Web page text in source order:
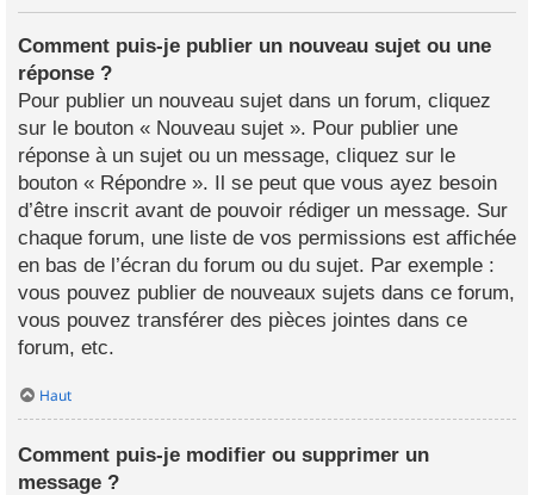
Comment puis-je publier un nouveau sujet ou une
réponse ?
Pour publier un nouveau sujet dans un forum, cliquez
sur le bouton « Nouveau sujet ». Pour publier une
réponse à un sujet ou un message, cliquez sur le
bouton « Répondre ». Il se peut que vous ayez besoin
d’être inscrit avant de pouvoir rédiger un message. Sur
chaque forum, une liste de vos permissions est affichée
en bas de l’écran du forum ou du sujet. Par exemple :
vous pouvez publier de nouveaux sujets dans ce forum,
vous pouvez transférer des pièces jointes dans ce
forum, etc.
Haut
Comment puis-je modifier ou supprimer un
message ?